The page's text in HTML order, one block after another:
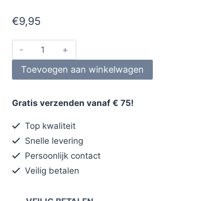
€9,95
Toevoegen aan winkelwagen
Gratis verzenden vanaf € 75!
Top kwaliteit
Snelle levering
Persoonlijk contact
Veilig betalen